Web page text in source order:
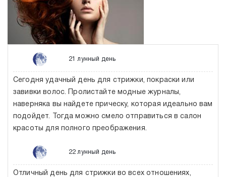
21 лунный день
Сегодня удачный день для стрижки, покраски или
завивки волос. Пролистайте модные журналы,
наверняка вы найдете прическу, которая идеально вам
подойдет. Тогда можно смело отправиться в салон
красоты для полного преображения.
22 лунный день
Отличный день для стрижки во всех отношениях,